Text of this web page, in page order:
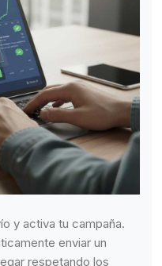
y activa tu campaña.
enviar un
respetando los